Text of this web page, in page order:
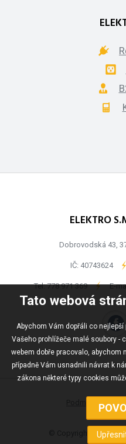
Tato webová
Abychom Vám dopřáli co
Vašeho prohlížeče malé soubory -
webem dobře pracovalo, abychom
případně Vám usnadnili návrat k
zákona některé typy cookies
ELEKTRO
Dobrovodská 43,
IČ: 40743624 -
Tel:778 971 369 - E-
Podmínky užívání
© Copyright ELEKTRO